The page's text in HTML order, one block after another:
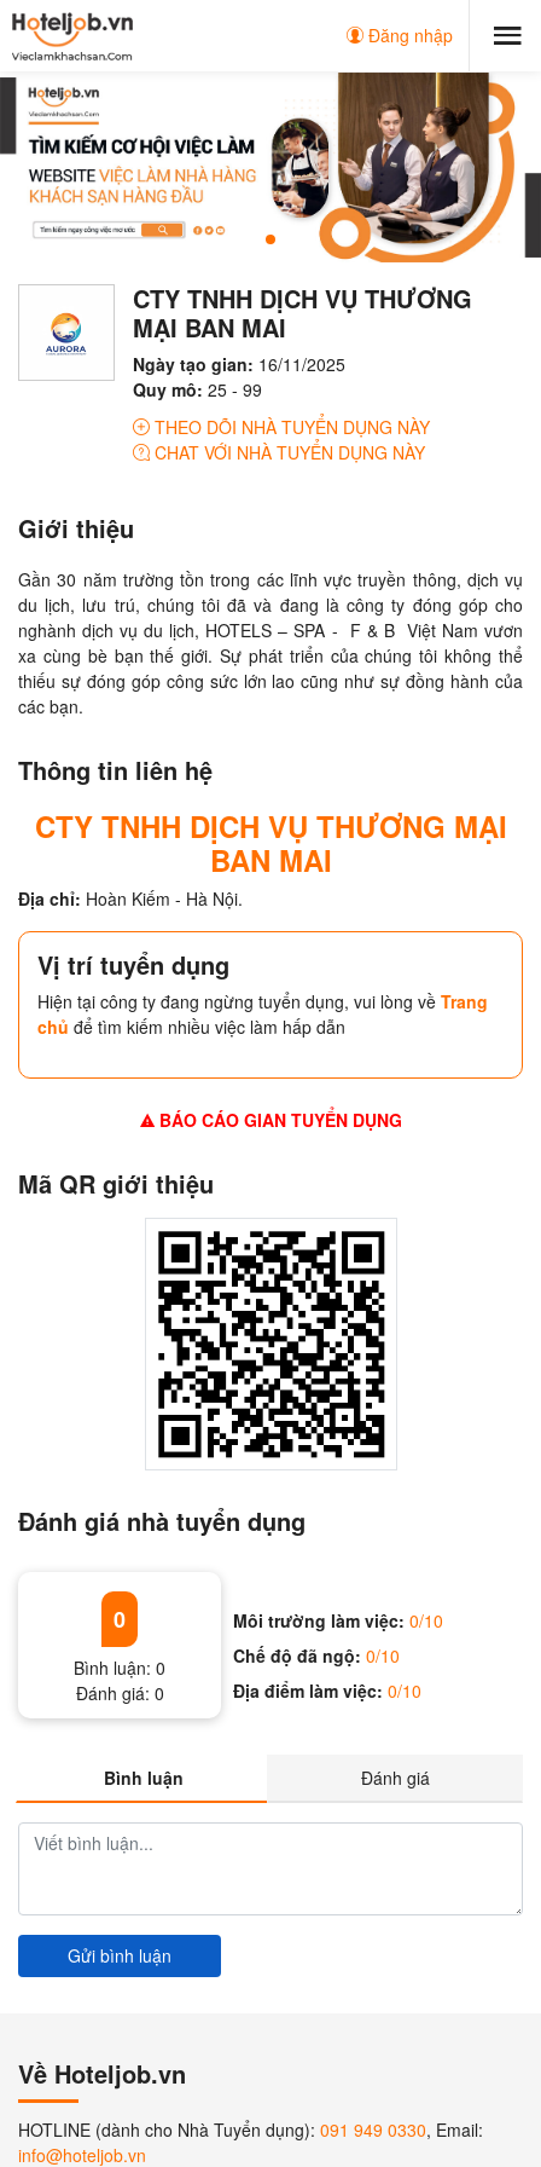
Đăng nhập
CTY TNHH DỊCH VỤ THƯƠNG
MẠI BAN MAI
Ngày tạo gian: 16/11/2025
Quy mô: 25 - 99
THEO DÕI NHÀ TUYỂN DỤNG NÀY
CHAT VỚI NHÀ TUYỂN DỤNG NÀY
Giới thiệu
Gần 30 năm trường tồn trong các lĩnh vực truyền thông, dịch vụ
du lịch, lưu trú, chúng tôi đã và đang là công ty đóng góp cho
nghành dịch vụ du lịch, HOTELS – SPA -  F & B  Việt Nam vươn
xa cùng bè bạn thế giới. Sự phát triển của chúng tôi không thể
thiếu sự đóng góp công sức lớn lao cũng như sự đồng hành của
các bạn.
Thông tin liên hệ
CTY TNHH DỊCH VỤ THƯƠNG MẠI
BAN MAI
Địa chỉ: Hoàn Kiếm - Hà Nội.
Vị trí tuyển dụng
Hiện tại công ty đang ngừng tuyển dụng, vui lòng về Trang
chủ để tìm kiếm nhiều việc làm hấp dẫn
BÁO CÁO GIAN TUYỂN DỤNG
Mã QR giới thiệu
Đánh giá nhà tuyển dụng
0
Bình luận:0
Đánh giá: 0
Môi trường làm việc:0/10
Chế độ đã ngộ:0/10
Địa điểm làm việc:0/10
Bình luận Đánh giá
Gửi bình luận
Về Hoteljob.vn
HOTLINE (dành cho Nhà Tuyển dụng): 091 949 0330, Email:
info@hoteljob.vn